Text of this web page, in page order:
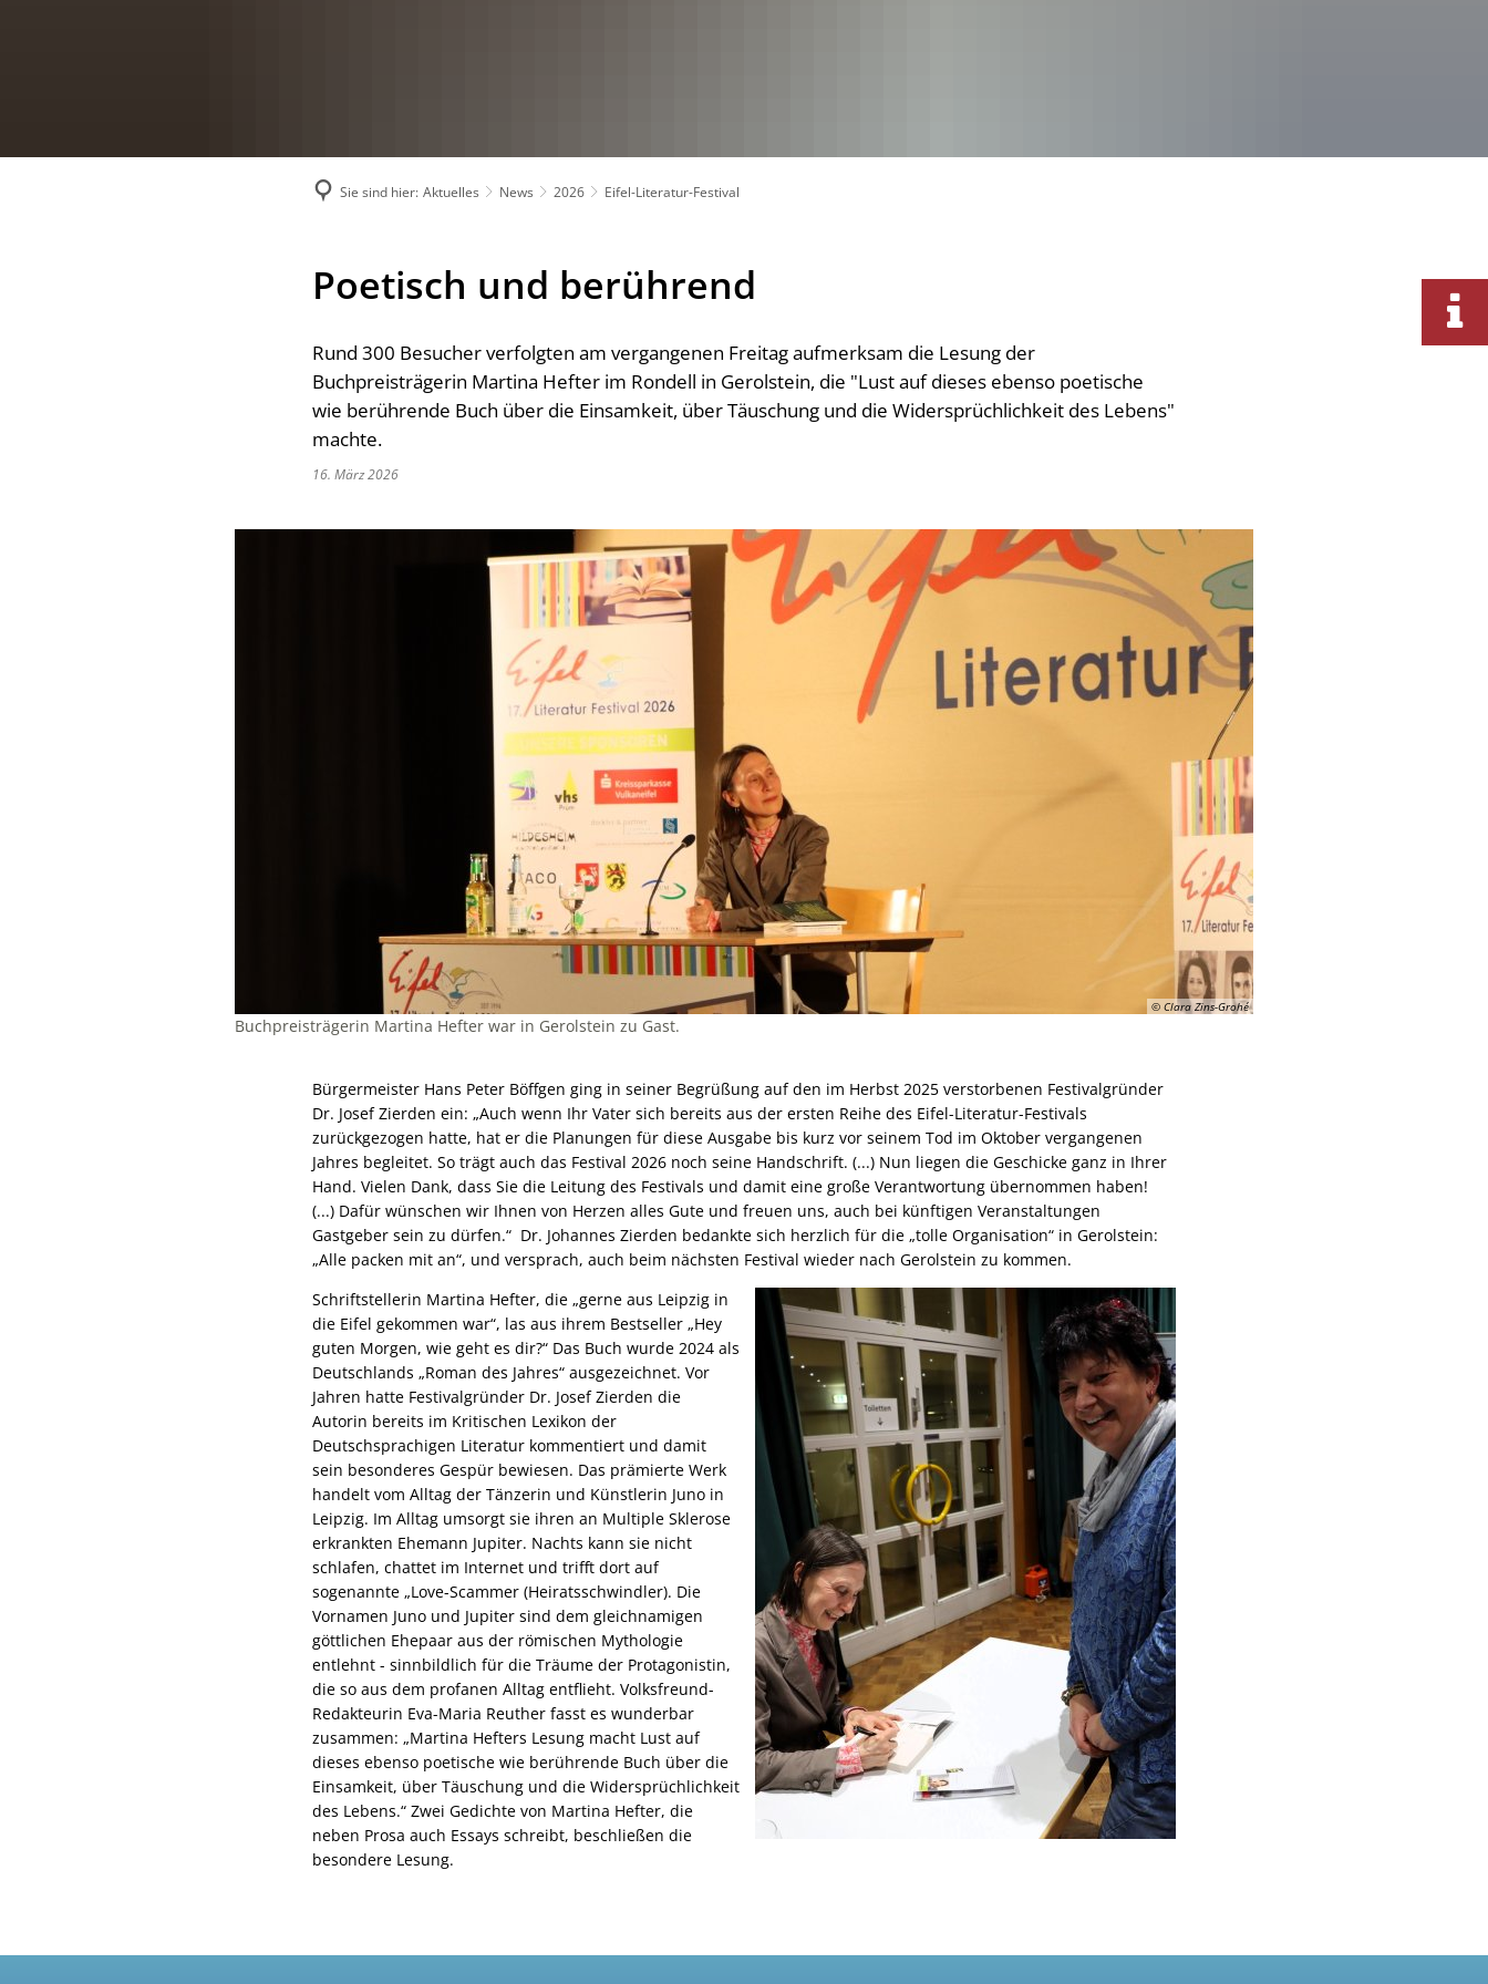
Sie sind hier: Aktuelles News 2026 Eifel-Literatur-Festival
Poetisch und berührend
Rund 300 Besucher verfolgten am vergangenen Freitag aufmerksam die Lesung der
Buchpreisträgerin Martina Hefter im Rondell in Gerolstein, die "Lust auf dieses ebenso poetische
wie berührende Buch über die Einsamkeit, über Täuschung und die Widersprüchlichkeit des Lebens"
machte.
16. März 2026
© Clara Zins-Grohé
Buchpreisträgerin Martina Hefter war in Gerolstein zu Gast.
Bürgermeister Hans Peter Böffgen ging in seiner Begrüßung auf den im Herbst 2025 verstorbenen Festivalgründer
Dr. Josef Zierden ein: „Auch wenn Ihr Vater sich bereits aus der ersten Reihe des Eifel-Literatur-Festivals
zurückgezogen hatte, hat er die Planungen für diese Ausgabe bis kurz vor seinem Tod im Oktober vergangenen
Jahres begleitet. So trägt auch das Festival 2026 noch seine Handschrift. (...) Nun liegen die Geschicke ganz in Ihrer
Hand. Vielen Dank, dass Sie die Leitung des Festivals und damit eine große Verantwortung übernommen haben!
(...) Dafür wünschen wir Ihnen von Herzen alles Gute und freuen uns, auch bei künftigen Veranstaltungen
Gastgeber sein zu dürfen.“ Dr. Johannes Zierden bedankte sich herzlich für die „tolle Organisation“ in Gerolstein:
„Alle packen mit an“, und versprach, auch beim nächsten Festival wieder nach Gerolstein zu kommen.
Schriftstellerin Martina Hefter, die „gerne aus Leipzig in
die Eifel gekommen war“, las aus ihrem Bestseller „Hey
guten Morgen, wie geht es dir?“ Das Buch wurde 2024 als
Deutschlands „Roman des Jahres“ ausgezeichnet. Vor
Jahren hatte Festivalgründer Dr. Josef Zierden die
Autorin bereits im Kritischen Lexikon der
Deutschsprachigen Literatur kommentiert und damit
sein besonderes Gespür bewiesen. Das prämierte Werk
handelt vom Alltag der Tänzerin und Künstlerin Juno in
Leipzig. Im Alltag umsorgt sie ihren an Multiple Sklerose
erkrankten Ehemann Jupiter. Nachts kann sie nicht
schlafen, chattet im Internet und trifft dort auf
sogenannte „Love-Scammer (Heiratsschwindler). Die
Vornamen Juno und Jupiter sind dem gleichnamigen
göttlichen Ehepaar aus der römischen Mythologie
entlehnt - sinnbildlich für die Träume der Protagonistin,
die so aus dem profanen Alltag entflieht. Volksfreund-
Redakteurin Eva-Maria Reuther fasst es wunderbar
zusammen: „Martina Hefters Lesung macht Lust auf
dieses ebenso poetische wie berührende Buch über die
Einsamkeit, über Täuschung und die Widersprüchlichkeit
des Lebens.“ Zwei Gedichte von Martina Hefter, die
neben Prosa auch Essays schreibt, beschließen die
besondere Lesung.